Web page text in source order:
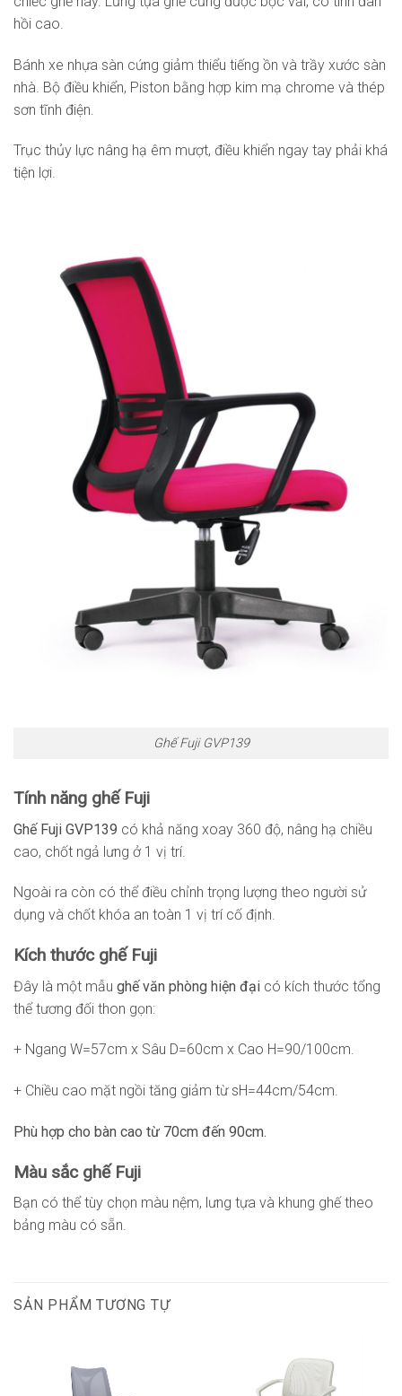
hồi cao.
Bánh xe nhựa sàn cứng giảm thiểu tiếng ồn và trầy xước sàn
nhà. Bộ điều khiển, Piston bằng hợp kim mạ chrome và thép
sơn tĩnh điện.
Trục thủy lực nâng hạ êm mượt, điều khiển ngay tay phải khá
tiện lợi.
Ghế Fuji GVP139
Tính năng ghế Fuji
Ghế Fuji GVP139 có khả năng xoay 360 độ, nâng hạ chiều
cao, chốt ngả lưng ở 1 vị trí.
Ngoài ra còn có thể điều chỉnh trọng lượng theo người sử
dụng và chốt khóa an toàn 1 vị trí cố định.
Kích thước ghế Fuji
Đây là một mẫu ghế văn phòng hiện đại có kích thước tổng
thể tương đối thon gọn:
+ Ngang W=57cm x Sâu D=60cm x Cao H=90/100cm.
+ Chiều cao mặt ngồi tăng giảm từ sH=44cm/54cm.
Phù hợp cho bàn cao từ 70cm đến 90cm.
Màu sắc ghế Fuji
Bạn có thể tùy chọn màu nệm, lưng tựa và khung ghế theo
bảng màu có sẵn.
SẢN PHẨM TƯƠNG TỰ